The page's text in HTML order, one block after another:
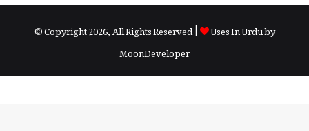
© Copyright 2026, All Rights Reserved |
Uses In Urdu by
MoonDeveloper